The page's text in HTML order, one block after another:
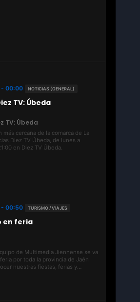
00:00 NOTICIAS (GENERAL)
TV: Úbeda
TV: Úbeda
más cercana de la comarca de La
Diez TV Úbeda, de lunes a
en Diez TV Úbeda.
00:50 TURISMO / VIAJES
en feria
de Multimedia Jiennense se va
por toda la provincia de Jaén
nuestras fiestas, ferias y